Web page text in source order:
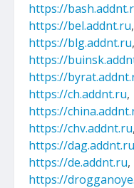
https://
https://bel.addnt.ru,
https://blg.addnt.ru,
https://
https://
https://ch.addnt.ru,
https://
https://chv.addnt.ru,
https://dag.addnt.ru
https://de.addnt.ru,
https://